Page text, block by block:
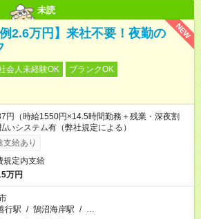
未読
NEW
2.6万円】来社不要！夜勤の
会人未経験OK
ブランクOK
円（時給1550円×14.5時間勤務＋残業・深夜割
いシステム有（弊社規定による）
支給あり
規定内支給
万円
行駅 / 鵠沼海岸駅 / …